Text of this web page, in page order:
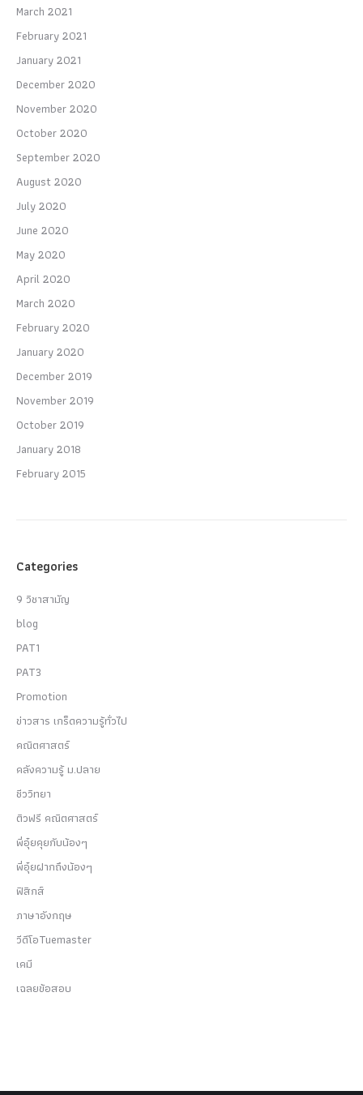
March 2021
February 2021
January 2021
December 2020
November 2020
October 2020
September 2020
August 2020
July 2020
June 2020
May 2020
April 2020
March 2020
February 2020
January 2020
December 2019
November 2019
October 2019
January 2018
February 2015
Categories
9 วิชาสามัญ
blog
PAT1
PAT3
Promotion
ข่าวสาร เกร็ดความรู้ทั่วไป
คณิตศาสตร์
คลังความรู้ ม.ปลาย
ชีววิทยา
ติวฟรี คณิตศาสตร์
พี่อุ๋ยคุยกับน้องๆ
พี่อุ๋ยฝากถึงน้องๆ
ฟิสิกส์
ภาษาอังกฤษ
วีดีโอTuemaster
เคมี
เฉลยข้อสอบ